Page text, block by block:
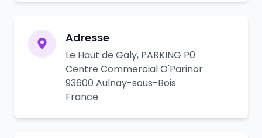
Adresse
Le Haut de Galy, PARKING P0
Centre Commercial O'Parinor
93600 Aulnay-sous-Bois
France